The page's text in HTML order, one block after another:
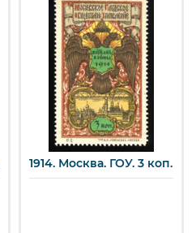
1914. Москва. ГОУ. 3 коп.